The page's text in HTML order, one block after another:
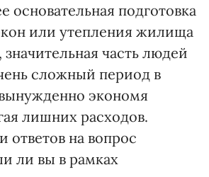
основательная подготовка
или утепления жилища
часть людей
сложный период в
экономя
лишних расходов.
ответов на вопрос
ли вы в рамках